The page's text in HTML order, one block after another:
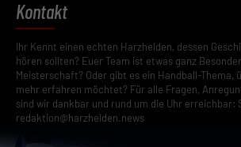
Kontakt
Ihr Kennt einen echten Harzhelden, dessen
hören sollten? Euer Team ist etwas ganz
Meisterschaft? Oder gibt es ein Handball-Thema,
mehr erfahren möchtet? Für alle Fragen,
sind wir dankbar und rund um die Uhr erreichbar:
redaktion@harzhelden.news